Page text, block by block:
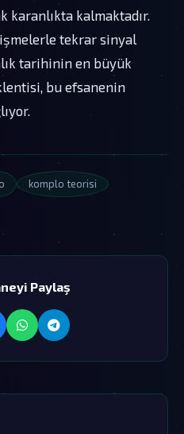
karanlıkta kalmaktadır.
tekrar sinyal
tarihinin en büyük
bu efsanenin
komplo teorisi
Paylaş